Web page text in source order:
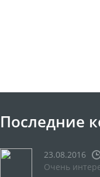
Последние
23.08.2016
Очень